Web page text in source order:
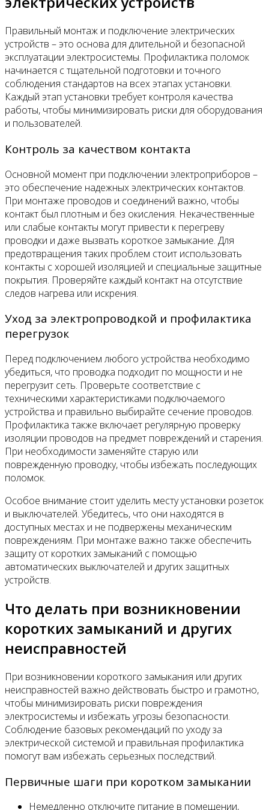
Правильный монтаж и подключение электрических
устройств – это основа для длительной и безопасной
эксплуатации электросистемы. Профилактика поломок
начинается с тщательной подготовки и точного
соблюдения стандартов на всех этапах установки.
Каждый этап установки требует контроля качества
работы, чтобы минимизировать риски для оборудования
и пользователей.
Контроль за качеством контакта
Основной момент при подключении электроприборов –
это обеспечение надежных электрических контактов.
При монтаже проводов и соединений важно, чтобы
контакт был плотным и без окисления. Некачественные
или слабые контакты могут привести к перегреву
проводки и даже вызвать короткое замыкание. Для
предотвращения таких проблем стоит использовать
контакты с хорошей изоляцией и специальные защитные
покрытия. Проверяйте каждый контакт на отсутствие
следов нагрева или искрения.
Уход за электропроводкой и профилактика
перегрузок
Перед подключением любого устройства необходимо
убедиться, что проводка подходит по мощности и не
перегрузит сеть. Проверьте соответствие с
техническими характеристиками подключаемого
устройства и правильно выбирайте сечение проводов.
Профилактика также включает регулярную проверку
изоляции проводов на предмет повреждений и старения.
При необходимости заменяйте старую или
поврежденную проводку, чтобы избежать последующих
поломок.
Особое внимание стоит уделить месту установки розеток
и выключателей. Убедитесь, что они находятся в
доступных местах и не подвержены механическим
повреждениям. При монтаже важно также обеспечить
защиту от коротких замыканий с помощью
автоматических выключателей и других защитных
устройств.
Что делать при возникновении
коротких замыканий и других
неисправностей
При возникновении короткого замыкания или других
неисправностей важно действовать быстро и грамотно,
чтобы минимизировать риски повреждения
электросистемы и избежать угрозы безопасности.
Соблюдение базовых рекомендаций по уходу за
электрической системой и правильная профилактика
помогут вам избежать серьезных последствий.
Первичные шаги при коротком замыкании
Немедленно отключите питание в помещении,